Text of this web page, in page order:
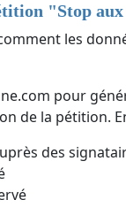
"Stop
les
pour
de la pétition.
des